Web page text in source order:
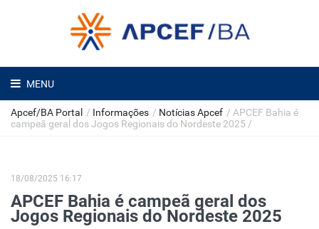
MENU
Apcef/BA Portal / Informações / Notícias Apcef / APCEF Bahia é
campeã geral dos Jogos Regionais do Nordeste 2025 /
18/08/2025 16:17
APCEF Bahia é campeã geral dos
Jogos Regionais do Nordeste 2025